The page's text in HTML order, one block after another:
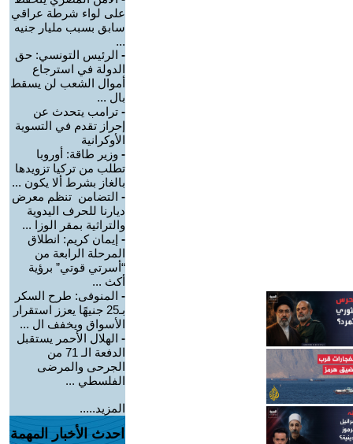
على لواء شرطة عراقي
سابق بسبب مليار جنيه
...
- الرئيس التونسي: حق
الدولة في استرجاع
أموال الشعب لن يسقط
بال ...
- ترامب يتحدث عن
إحراز تقدم في التسوية
الأوكرانية
- وزير طاقة: أوروبا
تطلب من تركيا تزويدها
بالغاز بشرط ألا يكون ...
- التضامن تنظم معرض
ديارنا للحرف اليدوية
والتراثية بمقر الوزا ...
- إيمان كريم: انطلاق
المرحلة الرابعة من
“أسرتي قوتي” برؤية
أكث ...
- المنوفى: طرح السكر
بـ25 جنيهًا يعزز استقرار
الأسواق ويخفف ال ...
- الهلال الأحمر يستقبل
الدفعة الـ 71 من
الجرحى والمرضى
الفلسطي ...
المزيد.....
احدث الأخبار المهمة